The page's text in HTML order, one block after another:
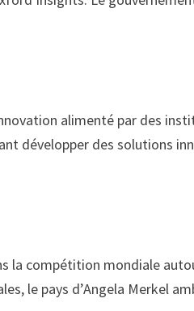
alimenté par des
développer des solutions
la compétition mondiale
le pays d’Angela Merkel